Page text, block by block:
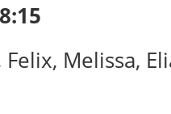
Melissa,